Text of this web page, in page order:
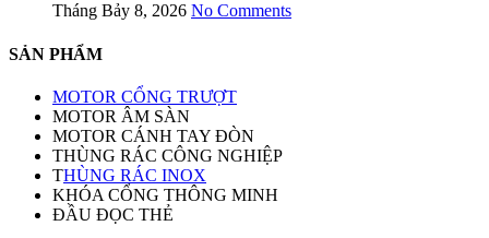
Tháng Bảy 8, 2026 No Comments
SẢN PHẨM
MOTOR CỔNG TRƯỢT
MOTOR ÂM SÀN
MOTOR CÁNH TAY ĐÒN
THÙNG RÁC CÔNG NGHIỆP
THÙNG RÁC INOX
KHÓA CỔNG THÔNG MINH
ĐẦU ĐỌC THẺ